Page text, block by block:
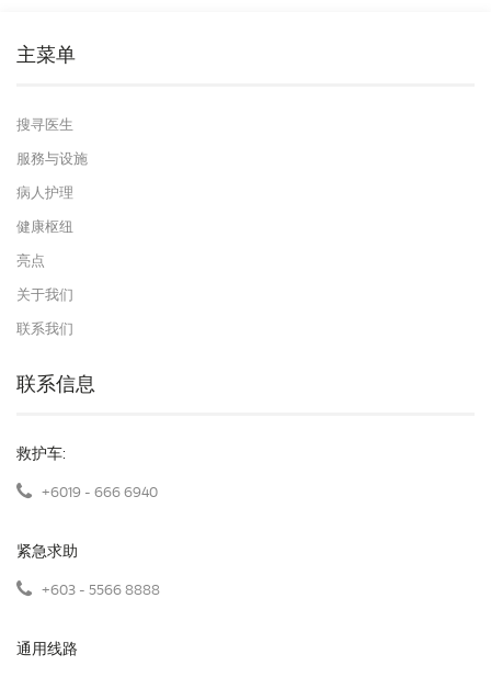
主菜单
搜寻医生
服務与设施
病人护理
健康枢纽
亮点
关于我们
联系我们
联系信息
救护车:
+6019 - 666 6940
紧急求助
+603 - 5566 8888
通用线路